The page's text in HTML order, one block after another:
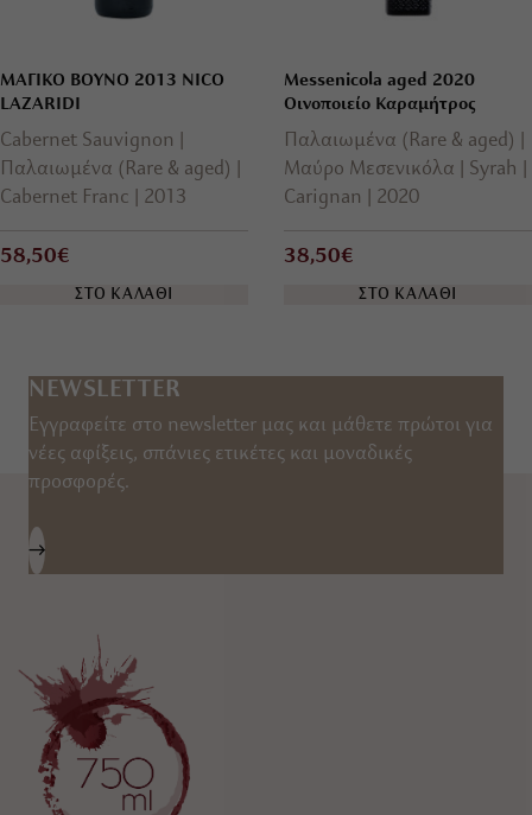
ΜΑΓΙΚΟ ΒΟΥΝΟ 2013 NICO
LAZARIDI
Cabernet Sauvignon
Παλαιωμένα (Rare & aged)
Cabernet Franc
2013
58,50€
ΣΤΟ ΚΑΛΑΘΙ
Messenicola aged 2020
Οινοποιείο Καραμήτρος
Παλαιωμένα (Rare & aged)
Μαύρο Μεσενικόλα
Syrah
Carignan
2020
38,50€
ΣΤΟ ΚΑΛΑΘΙ
NEWSLETTER
Εγγραφείτε στο newsletter μας και μάθετε πρώτοι για
νέες αφίξεις, σπάνιες ετικέτες και μοναδικές
προσφορές.